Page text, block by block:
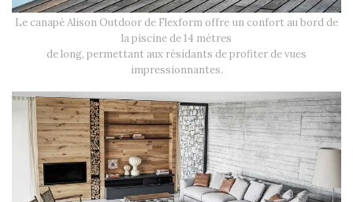
Le canapé Alison Outdoor de Flexform offre un confort au bord de
la piscine de 14 mètres
de long, permettant aux résidants de profiter de vues
impressionnantes.